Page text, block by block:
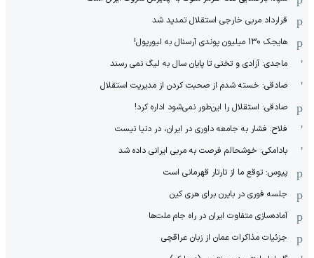
قرارداد مربی خارجی استقلال تمدید شد
هایجک 130 میلیون پوندی آرسنال به لیورپول!
ماجدی: آزادی و تختی تا پایان سال به لیگ نمی رسند
صادقی: خسته شدم از صحبت کردن از مدیریت استقلال
صادقی: استقلال را این‌طور نمی‌شود اداره کرد!
فلاح: فشار به جامعه داوری در ایران، در دنیا نیست
بادامکی: خوشحالم فرصت به مربی ایرانی داده شد
پیوس: توقع ما از تارتار قهرمانی است
جلسه فوری در بایرن برای هری کین
آماده‌سازی متفاوت ایران در راه جام ملت‌ها
جزئیات مذاکرات عمان از زبان عراقچی